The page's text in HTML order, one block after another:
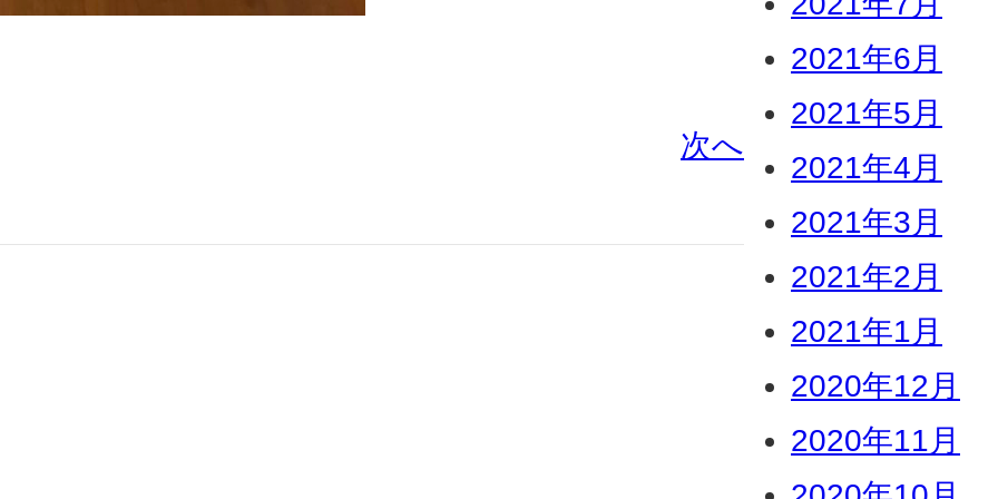
次へ
2021年6月
2021年5月
2021年4月
2021年3月
2021年2月
2021年1月
2020年12月
2020年11月